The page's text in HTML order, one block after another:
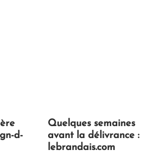
d-
Quelques semaines
avant la délivrance :
lebrandais.com